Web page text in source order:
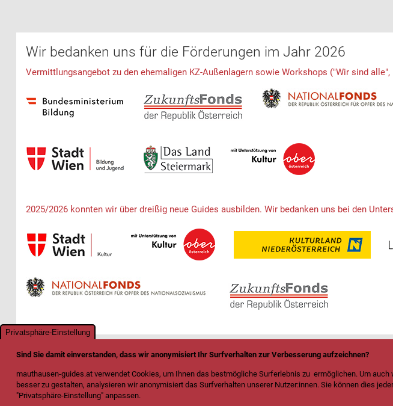
Wir bedanken uns für die Förderungen im Jahr 2026
Vermittlungsangebot zu den ehemaligen KZ-Außenlagern sowie Workshops ("Wir sind
2025/2026 konnten wir über dreißig neue Guides ausbilden. Wir bedanken uns bei den
Privatsphäre-Einstellung
Sind Sie damit einverstanden, dass wir anonymisiert Ihr Surfverhalten zur Verbesserung aufzeichnen?
mauthausen-guides.at verwendet Cookies, um Ihnen das bestmögliche Surferlebnis zu ermöglichen. Um
besser zu gestalten, analysieren wir anonymisiert das Surfverhalten unserer Nutzer:innen. Sie können dies
"Privatsphäre-Einstellung" anpassen.